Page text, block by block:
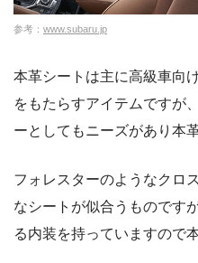
参考： www.subaru.jp
本革シートは主に高級車向
をもたらすアイテムですが
ーとしてもニーズがあり本
フォレスターのようなクロ
なシートが似合うものです
る内装を持っていますので